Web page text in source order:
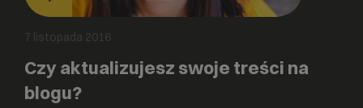
7 listopada 2016
Czy aktualizujesz swoje treści na
blogu?